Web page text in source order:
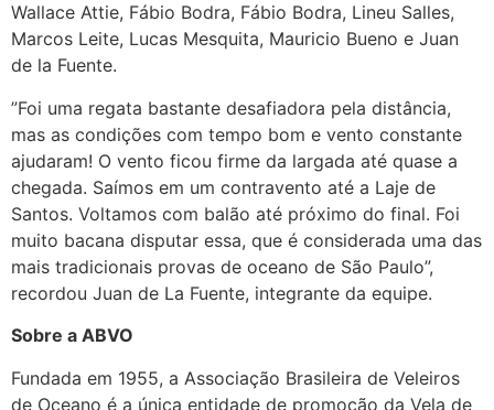
Wallace Attie, Fábio Bodra, Fábio Bodra, Lineu Salles,
Marcos Leite, Lucas Mesquita, Mauricio Bueno e Juan
de la Fuente.
”Foi uma regata bastante desafiadora pela distância,
mas as condições com tempo bom e vento constante
ajudaram! O vento ficou firme da largada até quase a
chegada. Saímos em um contravento até a Laje de
Santos. Voltamos com balão até próximo do final. Foi
muito bacana disputar essa, que é considerada uma das
mais tradicionais provas de oceano de São Paulo”,
recordou Juan de La Fuente, integrante da equipe.
Sobre a ABVO
Fundada em 1955, a Associação Brasileira de Veleiros
de Oceano é a única entidade de promoção da Vela de